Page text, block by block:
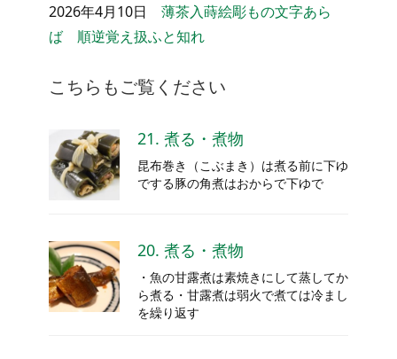
2026年4月10日 薄茶入蒔絵彫もの文字あら
ば 順逆覚え扱ふと知れ
こちらもご覧ください
21. 煮る・煮物
昆布巻き（こぶまき）は煮る前に下ゆ
でする豚の角煮はおからで下ゆで
20. 煮る・煮物
・魚の甘露煮は素焼きにして蒸してか
ら煮る・甘露煮は弱火で煮ては冷まし
を繰り返す